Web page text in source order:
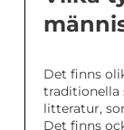
Det finns
traditionella
litteratur,
Det finns